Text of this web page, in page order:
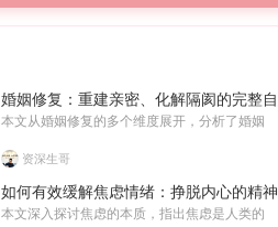
婚姻修复：重建亲密、化解隔阂的完整
本文从婚姻修复的多个维度展开，分析了婚姻
资深生哥
如何有效缓解焦虑情绪：挣脱内心的精
本文深入探讨焦虑的本质，指出焦虑是人类的